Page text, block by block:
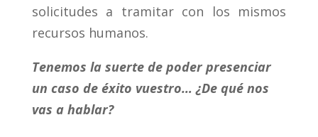
solicitudes a tramitar con los mismos
recursos humanos.
Tenemos la suerte de poder presenciar
un caso de éxito vuestro… ¿De qué nos
vas a hablar?